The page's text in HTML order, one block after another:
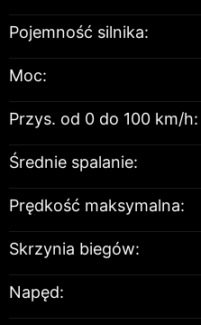
Pojemność silnika:
Moc:
Przys. od 0 do 100 km/h:
Średnie spalanie:
Prędkość maksymalna:
Skrzynia biegów:
Napęd: